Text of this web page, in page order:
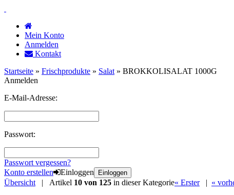
Mein Konto
Anmelden
Kontakt
Startseite » Frischprodukte » Salat » BROKKOLISALAT 1000G
Anmelden
E-Mail-Adresse:
Passwort:
Passwort vergessen?
Konto erstellen
Einloggen Einloggen
Übersicht | Artikel 10 von 125 in dieser Kategorie« Erster| «